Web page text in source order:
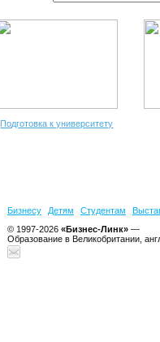
Подготовка к университету
Бизнесу Детям Студентам
© 1997-2026 «Бизнес-Линк» —
Образование в Великобритании,